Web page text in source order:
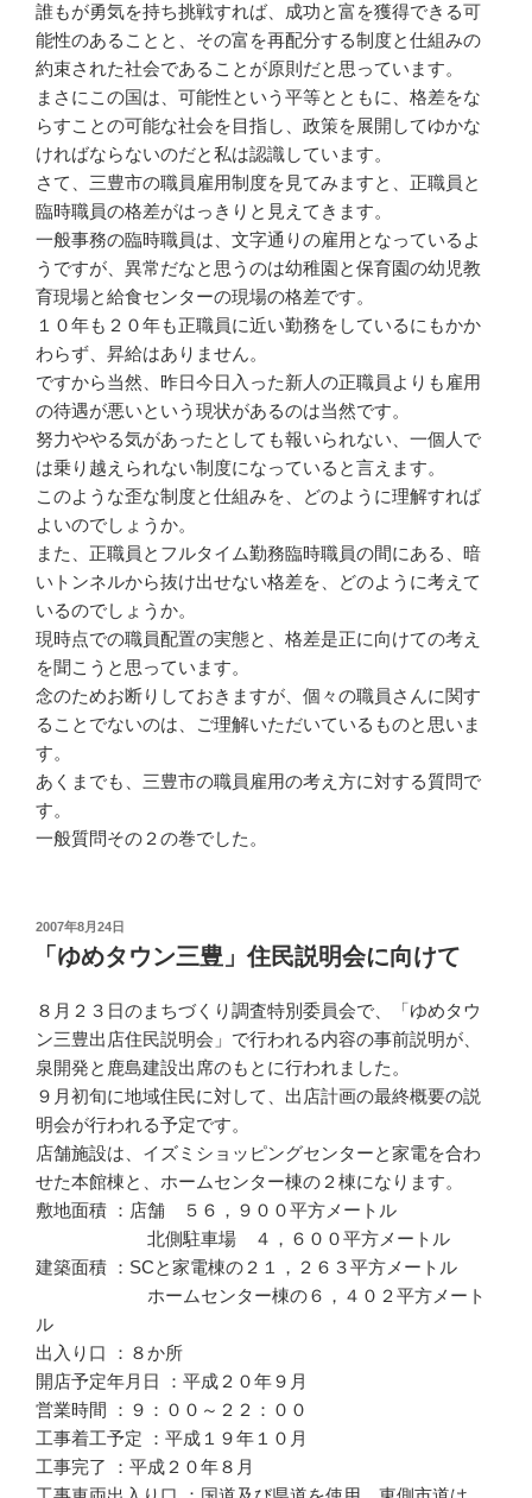
誰もが勇気を持ち挑戦すれば、成功と富を獲得できる可
能性のあることと、その富を再配分する制度と仕組みの
約束された社会であることが原則だと思っています。
まさにこの国は、可能性という平等とともに、格差をな
らすことの可能な社会を目指し、政策を展開してゆかな
ければならないのだと私は認識しています。
さて、三豊市の職員雇用制度を見てみますと、正職員と
臨時職員の格差がはっきりと見えてきます。
一般事務の臨時職員は、文字通りの雇用となっているよ
うですが、異常だなと思うのは幼稚園と保育園の幼児教
育現場と給食センターの現場の格差です。
１０年も２０年も正職員に近い勤務をしているにもかか
わらず、昇給はありません。
ですから当然、昨日今日入った新人の正職員よりも雇用
の待遇が悪いという現状があるのは当然です。
努力ややる気があったとしても報いられない、一個人で
は乗り越えられない制度になっていると言えます。
このような歪な制度と仕組みを、どのように理解すれば
よいのでしょうか。
また、正職員とフルタイム勤務臨時職員の間にある、暗
いトンネルから抜け出せない格差を、どのように考えて
いるのでしょうか。
現時点での職員配置の実態と、格差是正に向けての考え
を聞こうと思っています。
念のためお断りしておきますが、個々の職員さんに関す
ることでないのは、ご理解いただいているものと思いま
す。
あくまでも、三豊市の職員雇用の考え方に対する質問で
す。
一般質問その２の巻でした。
投
稿
2007年8月24日
「ゆめタウン三豊」住民説明会に向けて
８月２３日のまちづくり調査特別委員会で、「ゆめタウ
ン三豊出店住民説明会」で行われる内容の事前説明が、
泉開発と鹿島建設出席のもとに行われました。
９月初旬に地域住民に対して、出店計画の最終概要の説
明会が行われる予定です。
店舗施設は、イズミショッピングセンターと家電を合わ
せた本館棟と、ホームセンター棟の２棟になります。
敷地面積 ：店舗 ５６，９００平方メートル
北側駐車場 ４，６００平方メートル
建築面積 ：SCと家電棟の２１，２６３平方メートル
ホームセンター棟の６，４０２平方メート
ル
出入り口 ：８か所
開店予定年月日 ：平成２０年９月
営業時間 ：９：００～２２：００
工事着工予定 ：平成１９年１０月
工事完了 ：平成２０年８月